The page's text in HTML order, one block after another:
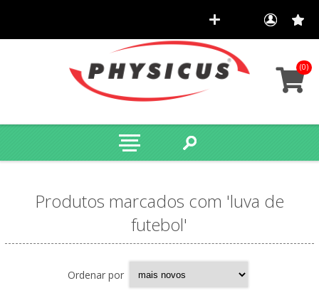
(0)
Produtos marcados com 'luva de
futebol'
Ordenar por